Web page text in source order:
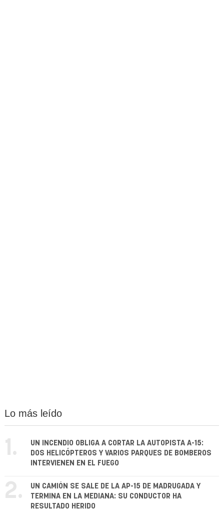
Lo más leído
1.
UN INCENDIO OBLIGA A CORTAR LA AUTOPISTA A-15:
DOS HELICÓPTEROS Y VARIOS PARQUES DE BOMBEROS
INTERVIENEN EN EL FUEGO
2.
UN CAMIÓN SE SALE DE LA AP-15 DE MADRUGADA Y
TERMINA EN LA MEDIANA: SU CONDUCTOR HA
RESULTADO HERIDO